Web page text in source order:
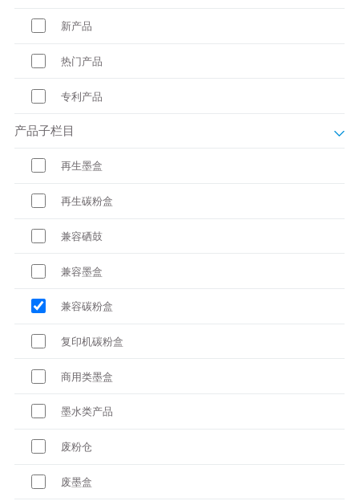
新产品
热门产品
专利产品
产品子栏目
再生墨盒
再生碳粉盒
兼容硒鼓
兼容墨盒
兼容碳粉盒
复印机碳粉盒
商用类墨盒
墨水类产品
废粉仓
废墨盒